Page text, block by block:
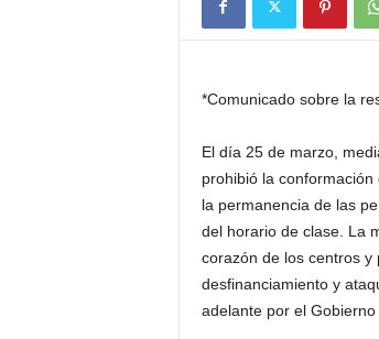
*Comunicado sobre la
El día 25 de marzo,
prohibió la
la permanencia de las
del horario de clase. La
corazón de los centros
desfinanciamiento y
adelante por el Gobierno